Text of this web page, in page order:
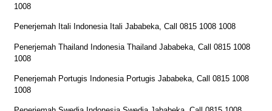
1008
Penerjemah Itali Indonesia Itali Jababeka, Call 0815 1008 1008
Penerjemah Thailand Indonesia Thailand Jababeka, Call 0815 1008
1008
Penerjemah Portugis Indonesia Portugis Jababeka, Call 0815 1008
1008